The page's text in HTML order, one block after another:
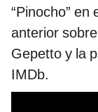
“Pinocho”
anterior
Gepetto y la
IMDb.